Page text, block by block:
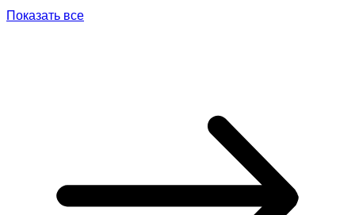
Показать все